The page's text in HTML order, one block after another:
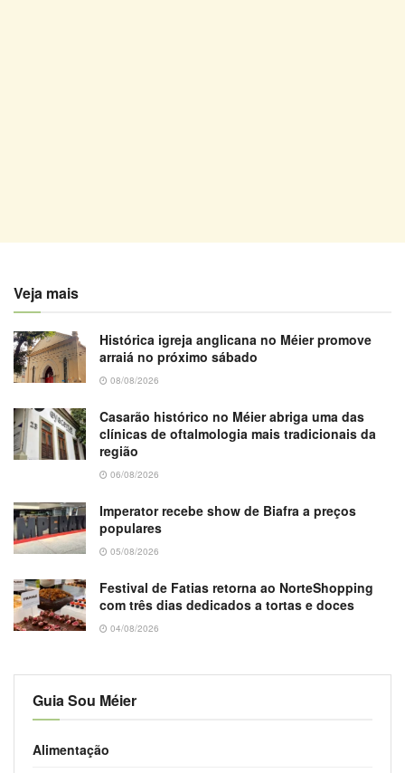
Veja mais
Histórica igreja anglicana no Méier promove
arraiá no próximo sábado
08/08/2026
Casarão histórico no Méier abriga uma das
clínicas de oftalmologia mais tradicionais da
região
06/08/2026
Imperator recebe show de Biafra a preços
populares
05/08/2026
Festival de Fatias retorna ao NorteShopping
com três dias dedicados a tortas e doces
04/08/2026
Guia Sou Méier
Alimentação